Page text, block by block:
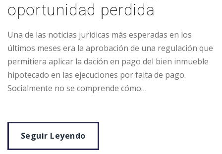
oportunidad perdida
Una de las noticias jurídicas más esperadas en los
últimos meses era la aprobación de una regulación que
permitiera aplicar la dación en pago del bien inmueble
hipotecado en las ejecuciones por falta de pago.
Socialmente no se comprende cómo…
Seguir Leyendo